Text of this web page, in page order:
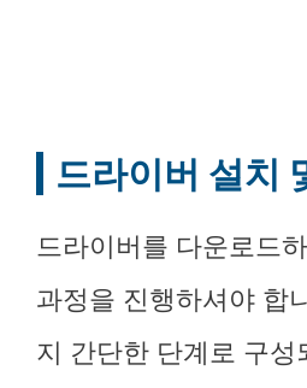
드라이버 설치
드라이버를 다운로드
과정을 진행하셔야 합
지 간단한 단계로 구성